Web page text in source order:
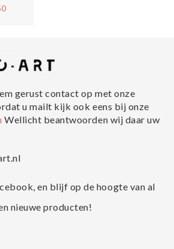
gerust contact op met onze
u mailt kijk ook eens bij onze
Wellicht beantwoorden wij daar uw
en blijf op de hoogte van al
nieuwe producten!